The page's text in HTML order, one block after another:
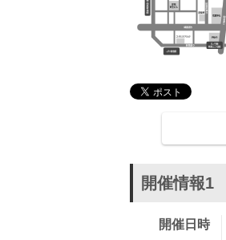
開催情報1
開催日時